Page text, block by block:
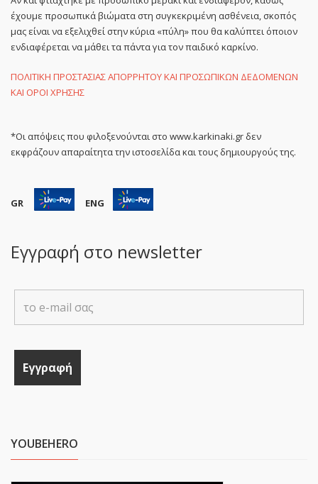
έχουμε προσωπικά βιώματα στη συγκεκριμένη ασθένεια, σκοπός
μας είναι να εξελιχθεί στην κύρια «πύλη» που θα καλύπτει όποιον
ενδιαφέρεται να μάθει τα πάντα για τον παιδικό καρκίνο.
ΠΟΛΙΤΙΚΗ ΠΡΟΣΤΑΣΙΑΣ ΑΠΟΡΡΗΤΟΥ ΚΑΙ ΠΡΟΣΩΠΙΚΩΝ ΔΕΔΟΜΕΝΩΝ
ΚΑΙ ΟΡΟΙ ΧΡΗΣΗΣ
*Οι απόψεις που φιλοξενούνται στο www.karkinaki.gr δεν
εκφράζουν απαραίτητα την ιστοσελίδα και τους δημιουργούς της.
GR ENG
Εγγραφή στο newsletter
YOUBEHERO